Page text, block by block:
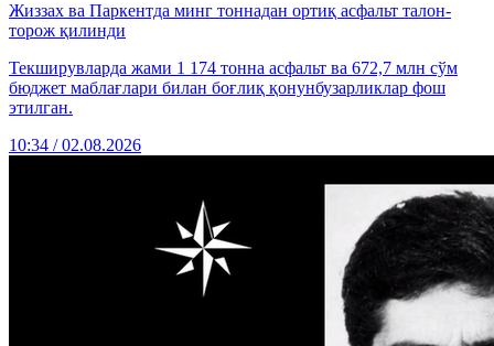
Жиззах ва Паркентда минг тоннадан ортиқ асфальт талон-
торож қилинди
Текширувларда жами 1 174 тонна асфальт ва 672,7 млн сўм
бюджет маблағлари билан боғлиқ қонунбузарликлар фош
этилган.
10:34 / 02.08.2026